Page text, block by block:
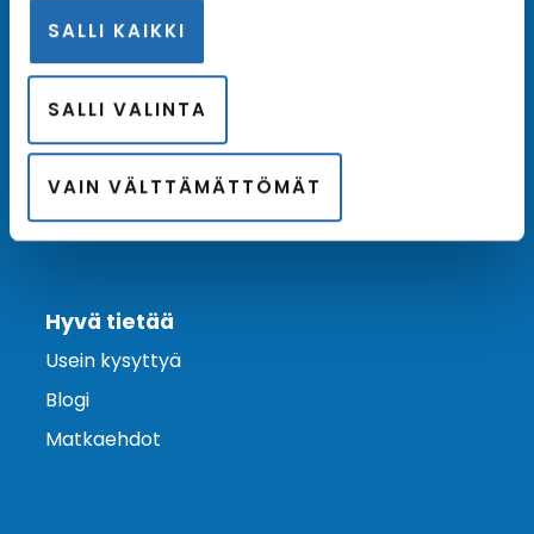
SALLI KAIKKI
SALLI VALINTA
VAIN VÄLTTÄMÄTTÖMÄT
Ota yhteyttä
Asiakaspalvelu
Lähetä tarjouspyyntö
Varaa risteily
Hyvä tietää
Usein kysyttyä
Blogi
Matkaehdot